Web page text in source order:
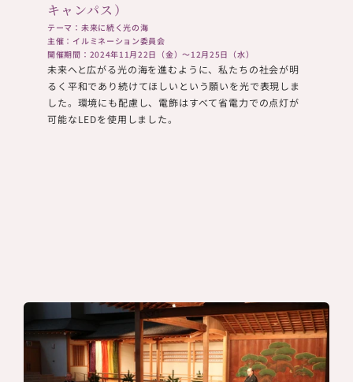
キャンパス）
テーマ：未来に続く光の海
主催：イルミネーション委員会
開催期間：2024年11月22日（金）～12月25日（水）
未来へと広がる光の海を進むように、私たちの社会が明
るく平和であり続けてほしいという願いを光で表現しま
した。環境にも配慮し、電飾はすべて省電力での点灯が
可能なLEDを使用しました。